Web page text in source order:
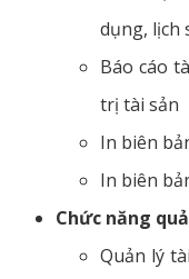
dụng, lịch
Báo cáo
trị tài sản
In biên
In biên
Chức năng
Quản lý